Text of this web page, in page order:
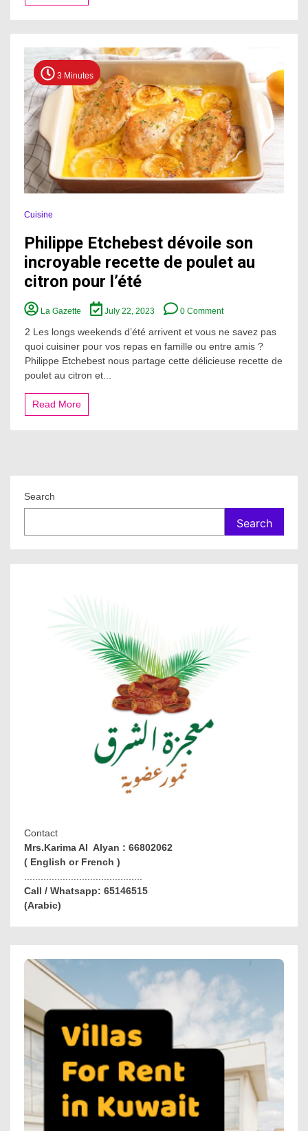
3 Minutes
Cuisine
Philippe Etchebest dévoile son
incroyable recette de poulet au
citron pour l’été
La Gazette July 22, 2023 0 CommentPhilippe
Etchebest
dévoile
son
incroyable
2 Les longs weekends d’été arrivent et vous ne savez pas
quoi cuisiner pour vos repas en famille ou entre amis ?
Philippe Etchebest nous partage cette délicieuse recette de
poulet au citron et...
Read More
Search
Search
Contact
Mrs.Karima Al Alyan : 66802062
( English or French )
...........................................
Call / Whatsapp: 65146515
(Arabic)